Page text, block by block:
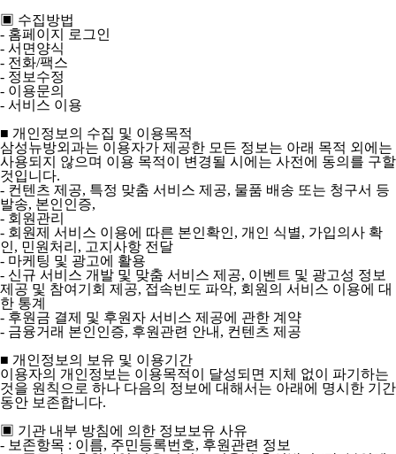
▣ 수집방법
- 홈페이지 로그인
- 서면양식
- 전화/팩스
- 정보수정
- 이용문의
- 서비스 이용
■ 개인정보의 수집 및 이용목적
삼성뉴방외과는 이용자가 제공한 모든 정보는 아래 목적 외에는
사용되지 않으며 이용 목적이 변경될 시에는 사전에 동의를 구할
것입니다.
- 컨텐츠 제공, 특정 맞춤 서비스 제공, 물품 배송 또는 청구서 등
발송, 본인인증,
- 회원관리
- 회원제 서비스 이용에 따른 본인확인, 개인 식별, 가입의사 확
인, 민원처리, 고지사항 전달
- 마케팅 및 광고에 활용
- 신규 서비스 개발 및 맞춤 서비스 제공, 이벤트 및 광고성 정보
제공 및 참여기회 제공, 접속빈도 파악, 회원의 서비스 이용에 대
한 통계
- 후원금 결제 및 후원자 서비스 제공에 관한 계약
- 금융거래 본인인증, 후원관련 안내, 컨텐츠 제공
■ 개인정보의 보유 및 이용기간
이용자의 개인정보는 이용목적이 달성되면 지체 없이 파기하는
것을 원칙으로 하나 다음의 정보에 대해서는 아래에 명시한 기간
동안 보존합니다.
▣ 기관 내부 방침에 의한 정보보유 사유
- 보존항목 : 이름, 주민등록번호, 후원관련 정보